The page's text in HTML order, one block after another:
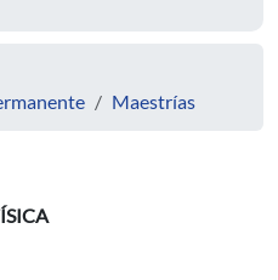
Maestrías